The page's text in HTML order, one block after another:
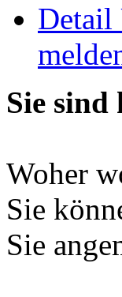
Detail
Sie
Woher
Sie
Sie